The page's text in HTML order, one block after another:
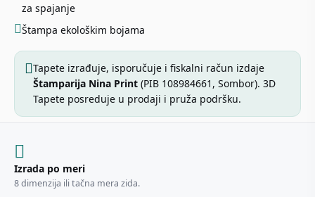
za spajanje
Štampa ekološkim bojama
Tapete izrađuje, isporučuje i fiskalni račun izdaje
Štamparija Nina Print (PIB 108984661, Sombor). 3D
Tapete posreduje u prodaji i pruža podršku.
Izrada po meri
8 dimenzija ili tačna mera zida.